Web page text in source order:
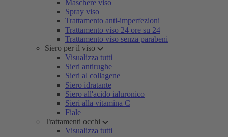
Maschere viso
Spray viso
Trattamento anti-imperfezioni
Trattamento viso 24 ore su 24
Trattamento viso senza parabeni
Siero per il viso
Visualizza tutti
Sieri antirughe
Sieri al collagene
Siero idratante
Siero all'acido ialuronico
Sieri alla vitamina C
Fiale
Trattamenti occhi
Visualizza tutti